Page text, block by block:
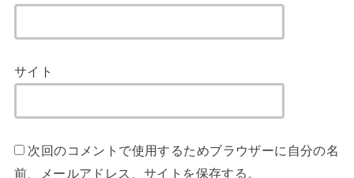
サイト
次回のコメントで使用するためブラウザーに自分の名
前、メールアドレス、サイトを保存する。